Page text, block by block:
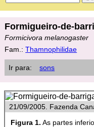
Formigueiro-de-
Formicivora melanogaster
Fam.:Thamnophilidae
Ir para:sons
21/09/2005. Fazenda
Figura 1. As partes